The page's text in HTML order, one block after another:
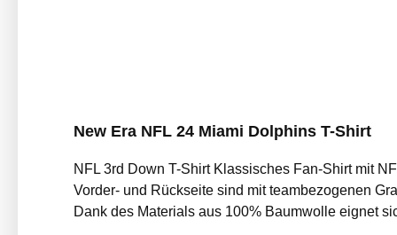
New Era NFL 24 Miami Dolphins T-Shirt
NFL 3rd Down T-Shirt Klassisches Fan-Shirt mit NFL Team Design Das NFL 3rd Down T-Shirt kombiniert sportlichen Fan-
Vorder- und Rückseite sind mit teambezogenen
Dank des Materials aus 100% Baumwolle eignet sich das Shirt ideal für Alltag,